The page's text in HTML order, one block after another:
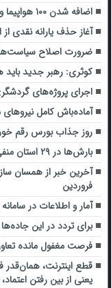
اضافه شدن ۱۰۰ هواپیما و هلیکوپتر در ۳۳ ماه
آغاز حذف یارانه نقدی
ضرورت اصلاح
کوثری: رهبر جدید
اجرای پروژه‌های
آماده‌باش کامل
روز جذاب بورس رقم
بارش‌ها در ۲۹ استان منفی شد / جولان خشکسالی در ایران
فروردین
آمار و اطلاعات در
برای تردد در این جاده‌ها
فرصت مغفول مانده
قطع اینترنت،
یعنی از بین رفتن